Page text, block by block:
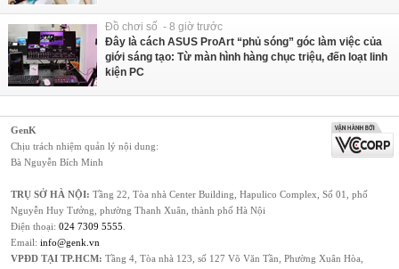
Đồ chơi số - 8 giờ trước
Đây là cách ASUS ProArt “phủ sóng” góc làm việc của
giới sáng tạo: Từ màn hình hàng chục triệu, đến loạt linh
kiện PC
GenK
Chịu trách nhiệm quản lý nội dung:
Bà Nguyễn Bích Minh
TRỤ SỞ HÀ NỘI: Tầng 22, Tòa nhà Center Building, Hapulico Complex, Số 01, phố
Nguyễn Huy Tưởng, phường Thanh Xuân, thành phố Hà Nội
Điện thoại: 024 7309 5555
Email: info@genk.vn
VPĐD TẠI TP.HCM: Tầng 4, Tòa nhà 123, số 127 Võ Văn Tần, Phường Xuân Hòa,